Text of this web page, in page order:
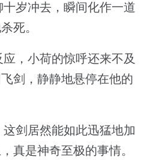
岁冲去，瞬间化作一道
死。
，小荷的惊呼还来不及
剑，静静地悬停在他的
剑居然能如此迅猛地加
真是神奇至极的事情。